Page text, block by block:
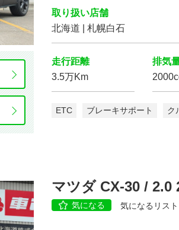
こだわりの条
駆
168台
取り扱い店舗
北海道 | 札幌白石
走行距離
3.5万Km
排気
ETC ブレーキサポート ク
マツダ CX-30 / 2.0
気になる 気になるリスト